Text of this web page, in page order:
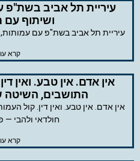
עיריית תל אביב בשת"פ
ושיתוף עם
עיריית תל אביב בשת"פ עם עמותות,
קרא
אין אדם. אין טבע. ואין
התושבים, השיטה
אין אדם. אין טבע. ואין דין. קול
חולדאי ולהבי —
קרא